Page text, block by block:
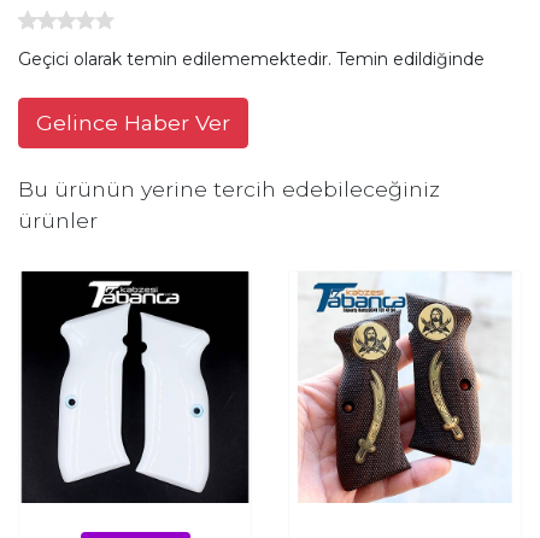
Geçici olarak temin edilememektedir. Temin edildiğinde
Gelince Haber Ver
Bu ürünün yerine tercih edebileceğiniz
ürünler